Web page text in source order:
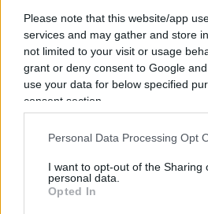
Please note that this website/app
services and may gather and store
not limited to your visit or usage
grant or deny consent to Google
use your data for below specified
consent section.
Personal Data Processing Opt
I want to opt-out of the Sharing
personal data.
Opted In
Berlusconinon può andare
avevamo dubbi!
20:55Violenze Capodanno
problema sono i leoni da
prende giustamente con
un assessore alla sicurezza.